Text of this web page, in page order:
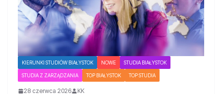
KIERUNKI STUDIÓW BIAŁYSTOK NOWE STUDIA BIAŁYSTOK
STUDIA Z ZARZĄDZANIA TOP BIAŁYSTOK TOP STUDIA
28 czerwca 2026
KK